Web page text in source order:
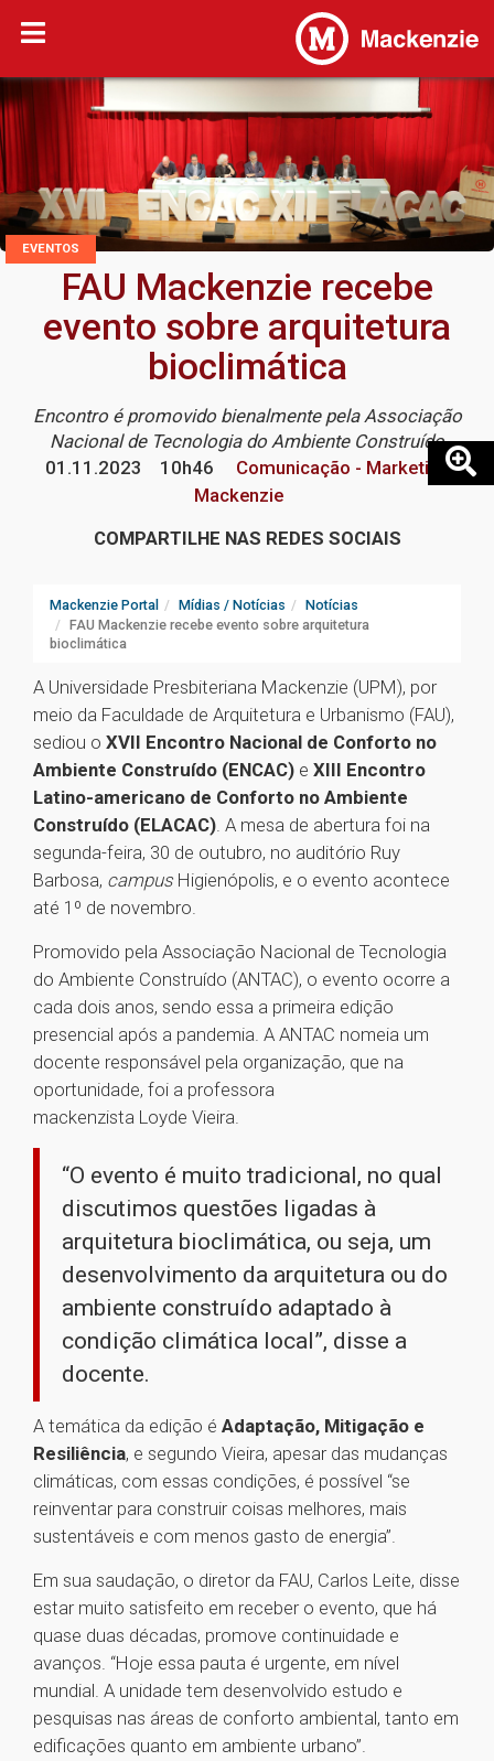
EVENTOS
FAU Mackenzie recebe
evento sobre arquitetura
bioclimática
Encontro é promovido bienalmente pela Associação
Nacional de Tecnologia do Ambiente Construído
01.11.2023
10h46
Comunicação - Marketing
Mackenzie
COMPARTILHE NAS REDES SOCIAIS
Mackenzie Portal Mídias / Notícias
Notícias
FAU Mackenzie recebe evento sobre arquitetura
bioclimática
A Universidade Presbiteriana Mackenzie (UPM), por
meio da Faculdade de Arquitetura e Urbanismo (FAU),
sediou o XVII Encontro Nacional de Conforto no
Ambiente Construído (ENCAC) e XIII Encontro
Latino-americano de Conforto no Ambiente
Construído (ELACAC). A mesa de abertura foi na
segunda-feira, 30 de outubro, no auditório Ruy
Barbosa, campus Higienópolis, e o evento acontece
até 1º de novembro.
Promovido pela Associação Nacional de Tecnologia
do Ambiente Construído (ANTAC), o evento ocorre a
cada dois anos, sendo essa a primeira edição
presencial após a pandemia. A ANTAC nomeia um
docente responsável pela organização, que na
oportunidade, foi a professora
mackenzista Loyde Vieira.
“O evento é muito tradicional, no qual
discutimos questões ligadas à
arquitetura bioclimática, ou seja, um
desenvolvimento da arquitetura ou do
ambiente construído adaptado à
condição climática local”, disse a
docente.
A temática da edição é Adaptação, Mitigação e
Resiliência, e segundo Vieira, apesar das mudanças
climáticas, com essas condições, é possível “se
reinventar para construir coisas melhores, mais
sustentáveis e com menos gasto de energia”.
Em sua saudação, o diretor da FAU, Carlos Leite, disse
estar muito satisfeito em receber o evento, que há
quase duas décadas, promove continuidade e
avanços. “Hoje essa pauta é urgente, em nível
mundial. A unidade tem desenvolvido estudo e
pesquisas nas áreas de conforto ambiental, tanto em
edificações quanto em ambiente urbano”.